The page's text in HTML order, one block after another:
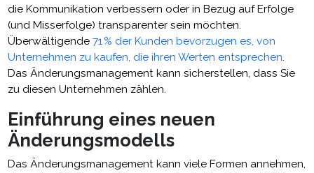
die Kommunikation verbessern oder in Bezug auf Erfolge
(und Misserfolge) transparenter sein möchten.
Überwältigende71 % der Kunden bevorzugen es, von
Unternehmen zu kaufen, die ihren Werten entsprechen.
Das Änderungsmanagement kann sicherstellen, dass Sie
zu diesen Unternehmen zählen.
Einführung eines neuen
Änderungsmodells
Das Änderungsmanagement kann viele Formen annehmen,